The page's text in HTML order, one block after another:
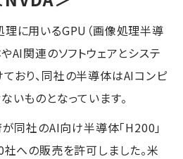
に用いるGPU（画像処理半導
AI関連のソフトウェアとシステ
おり、同社の半導体はAIコンピ
いものとなっています。
同社のAI向け半導体「H200」
への販売を許可しました。米